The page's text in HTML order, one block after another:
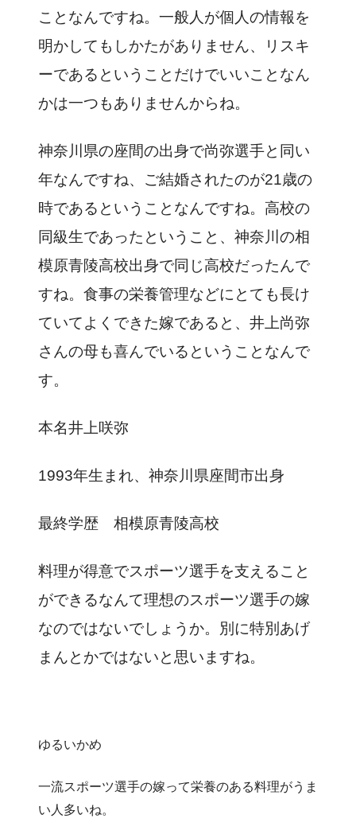
ことなんですね。一般人が個人の情報を
明かしてもしかたがありません、リスキ
ーであるということだけでいいことなん
かは一つもありませんからね。
神奈川県の座間の出身で尚弥選手と同い
年なんですね、ご結婚されたのが21歳の
時であるということなんですね。高校の
同級生であったということ、神奈川の相
模原青陵高校出身で同じ高校だったんで
すね。食事の栄養管理などにとても長け
ていてよくできた嫁であると、井上尚弥
さんの母も喜んでいるということなんで
す。
本名井上咲弥
1993年生まれ、神奈川県座間市出身
最終学歴 相模原青陵高校
料理が得意でスポーツ選手を支えること
ができるなんて理想のスポーツ選手の嫁
なのではないでしょうか。別に特別あげ
まんとかではないと思いますね。
ゆるいかめ
一流スポーツ選手の嫁って栄養のある料理がうま
い人多いね。